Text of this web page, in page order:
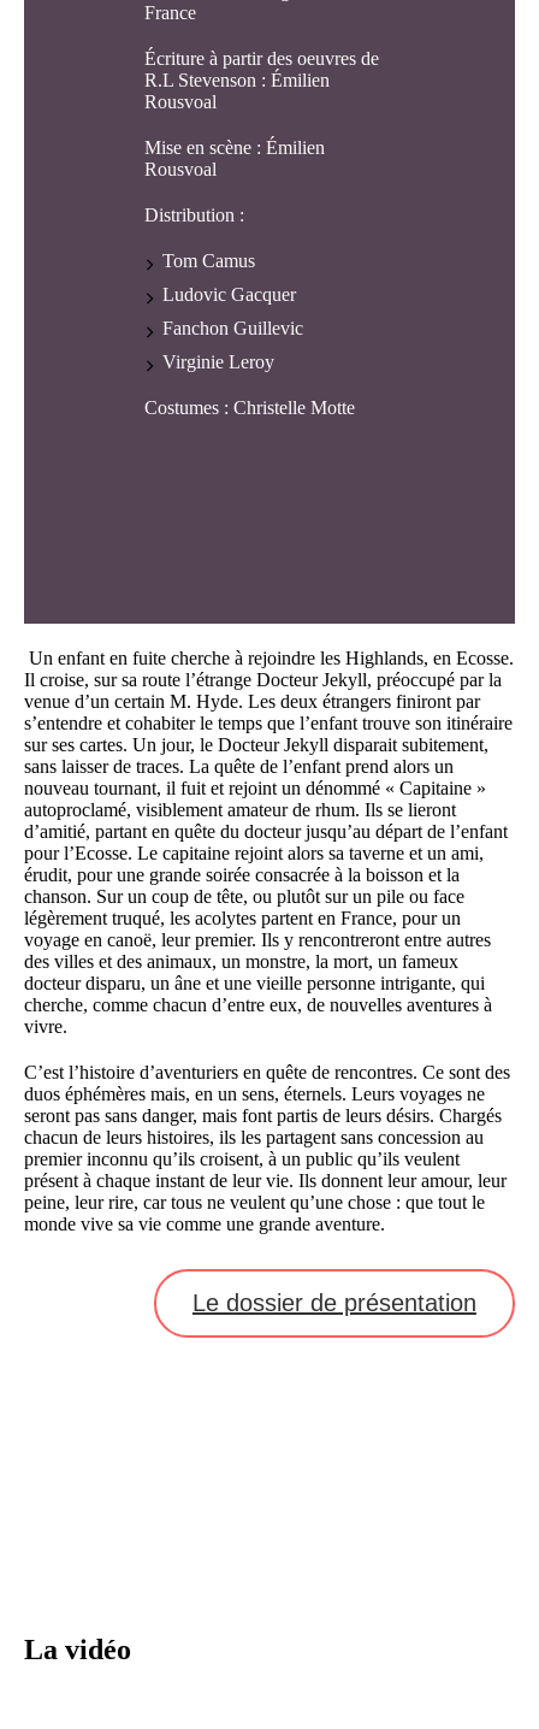
France
Écriture à partir des oeuvres de
R.L Stevenson : Émilien
Rousvoal
Mise en scène : Émilien
Rousvoal
Distribution :
Tom Camus
Ludovic Gacquer
Fanchon Guillevic
Virginie Leroy
Costumes : Christelle Motte
Un enfant en fuite cherche à rejoindre les Highlands, en Ecosse.
Il croise, sur sa route l’étrange Docteur Jekyll, préoccupé par la
venue d’un certain M. Hyde. Les deux étrangers finiront par
s’entendre et cohabiter le temps que l’enfant trouve son itinéraire
sur ses cartes. Un jour, le Docteur Jekyll disparait subitement,
sans laisser de traces. La quête de l’enfant prend alors un
nouveau tournant, il fuit et rejoint un dénommé « Capitaine »
autoproclamé, visiblement amateur de rhum. Ils se lieront
d’amitié, partant en quête du docteur jusqu’au départ de l’enfant
pour l’Ecosse. Le capitaine rejoint alors sa taverne et un ami,
érudit, pour une grande soirée consacrée à la boisson et la
chanson. Sur un coup de tête, ou plutôt sur un pile ou face
légèrement truqué, les acolytes partent en France, pour un
voyage en canoë, leur premier. Ils y rencontreront entre autres
des villes et des animaux, un monstre, la mort, un fameux
docteur disparu, un âne et une vieille personne intrigante, qui
cherche, comme chacun d’entre eux, de nouvelles aventures à
vivre.
C’est l’histoire d’aventuriers en quête de rencontres. Ce sont des
duos éphémères mais, en un sens, éternels. Leurs voyages ne
seront pas sans danger, mais font partis de leurs désirs. Chargés
chacun de leurs histoires, ils les partagent sans concession au
premier inconnu qu’ils croisent, à un public qu’ils veulent
présent à chaque instant de leur vie. Ils donnent leur amour, leur
peine, leur rire, car tous ne veulent qu’une chose : que tout le
monde vive sa vie comme une grande aventure.
Le dossier de présentation
La vidéo